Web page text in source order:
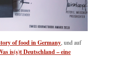
of food in Germany, und auf
is(s)t Deutschland – eine